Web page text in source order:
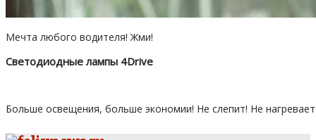
Мечта любого водителя! Жми!
Светодиодные лампы 4Drive
Больше освещения, больше экономии! Не слепит! Не